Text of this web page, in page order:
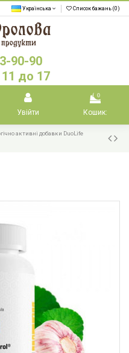
Українська Список бажань (0)
90-90
до 17
Увійти
0
Кошик:
активні добавки DuoLife